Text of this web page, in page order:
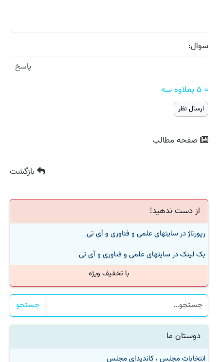
سوال:
= ۵ بعلاوه سه
صفحه مطالب
بازگشت
از دست ندهید!
رپورتاژ در سایتهای علمی و فناوری و آی تی
بک لینک در سایتهای علمی و فناوری و آی تی
با تخفیف ویژه
جستجو
دوستان ما
انتخابات مجلس ، کاندیدای مجلس